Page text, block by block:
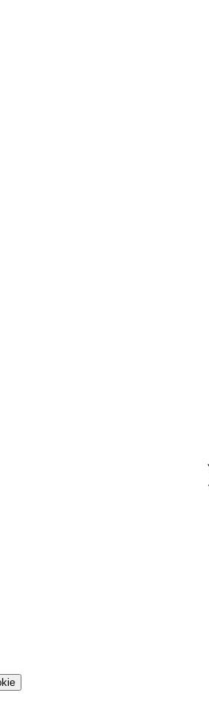
karcie
się w nowej karcie
karcie
w nowej karcie